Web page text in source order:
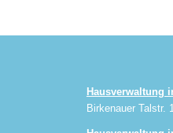
Hausverwaltung
Birkenauer Talstr.